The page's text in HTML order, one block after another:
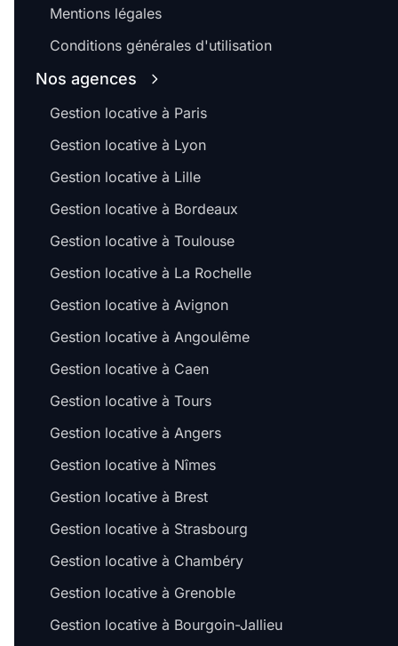
Mentions légales
Conditions générales d'utilisation
Nos agences
Gestion locative à Paris
Gestion locative à Lyon
Gestion locative à Lille
Gestion locative à Bordeaux
Gestion locative à Toulouse
Gestion locative à La Rochelle
Gestion locative à Avignon
Gestion locative à Angoulême
Gestion locative à Caen
Gestion locative à Tours
Gestion locative à Angers
Gestion locative à Nîmes
Gestion locative à Brest
Gestion locative à Strasbourg
Gestion locative à Chambéry
Gestion locative à Grenoble
Gestion locative à Bourgoin-Jallieu